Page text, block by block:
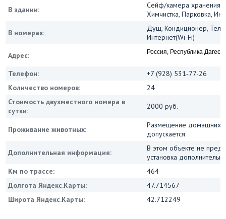
В здании:
Сейф/камера хранения,
Химчистка, Парковка,
В номерах:
Душ, Кондиционер,
Интернет(Wi-Fi)
Адрес:
Россия, Республика
Телефон:
+7 (928) 531‑77-26
Количество номеров:
24
Стоимость двухместного номера в
сутки:
2000 руб.
Проживание животных:
Размещение домашних
допускается
Дополнительная информация:
В этом объекте не
установка
Км по трассе:
464
Долгота Яндекс.Карты:
47.714567
Широта Яндекс.Карты:
42.712249